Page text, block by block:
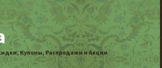
Купоны, Распродажи и Акции